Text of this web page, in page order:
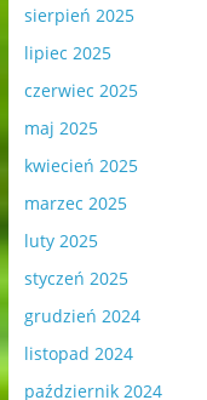
sierpień 2025
lipiec 2025
czerwiec 2025
maj 2025
kwiecień 2025
marzec 2025
luty 2025
styczeń 2025
grudzień 2024
listopad 2024
październik 2024